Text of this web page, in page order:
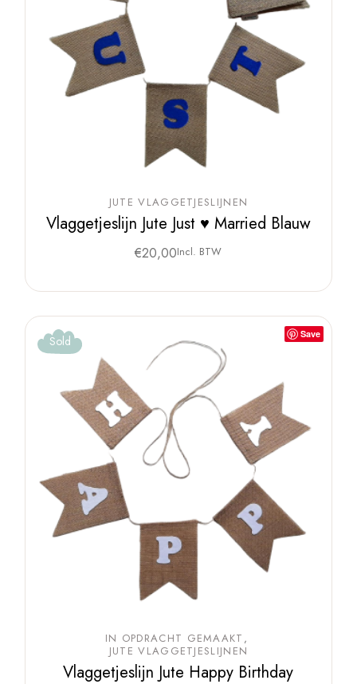
JUTE VLAGGETJESLIJNEN
Vlaggetjeslijn Jute Just ♥ Married Blauw
€20,00Incl. BTW
Save
Sold
IN OPDRACHT GEMAAKT
JUTE VLAGGETJESLIJNEN
Vlaggetjeslijn Jute Happy Birthday